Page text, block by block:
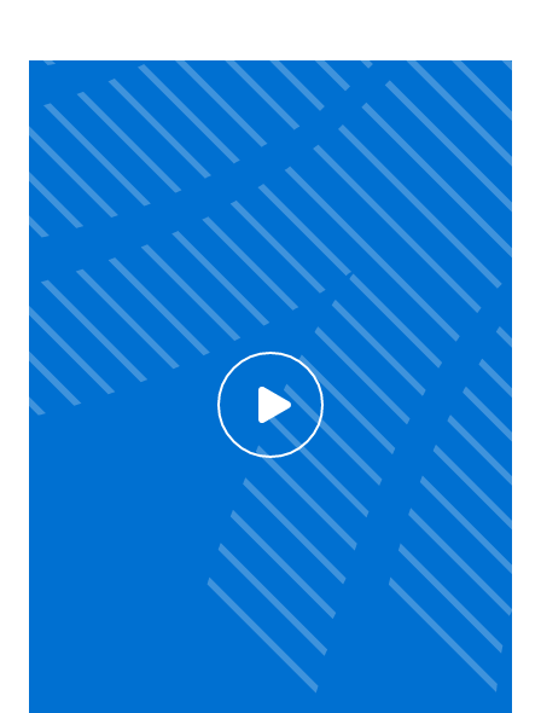
Voir la vidéo
Click to enable Youtube cookies and see content